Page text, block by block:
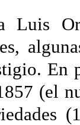
Luis
(el